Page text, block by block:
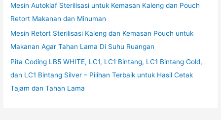
Mesin Autoklaf Sterilisasi untuk Kemasan Kaleng dan Pouch
Retort Makanan dan Minuman
Mesin Retort Sterilisasi Kaleng dan Kemasan Pouch untuk
Makanan Agar Tahan Lama Di Suhu Ruangan
Pita Coding LB5 WHITE, LC1, LC1 Bintang, LC1 Bintang Gold,
dan LC1 Bintang Silver – Pilihan Terbaik untuk Hasil Cetak
Tajam dan Tahan Lama